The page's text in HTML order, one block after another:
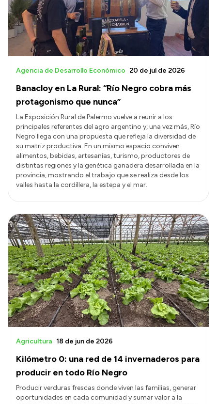
Banacloy en La Rural: “Río Negro cobra más
protagonismo que nunca”
Agencia de Desarrollo Económico 20 de jul de 2026
La Exposición Rural de Palermo vuelve a reunir a los
principales referentes del agro argentino y, una vez más, Río
Negro llega con una propuesta que refleja la diversidad de
su matriz productiva. En un mismo espacio conviven
alimentos, bebidas, artesanías, turismo, productores de
distintas regiones y la genética ganadera desarrollada en la
provincia, mostrando el trabajo que se realiza desde los
valles hasta la cordillera, la estepa y el mar.
Kilómetro 0: una red de 14 invernaderos para
producir en todo Río Negro
Agricultura 18 de jun de 2026
Producir verduras frescas donde viven las familias, generar
oportunidades en cada comunidad y sumar valor a la